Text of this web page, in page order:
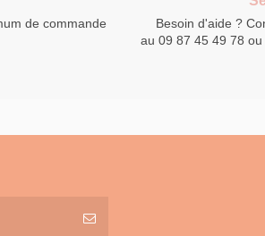
de commande
Besoin d'aide ?
au 09 87 45 49 78